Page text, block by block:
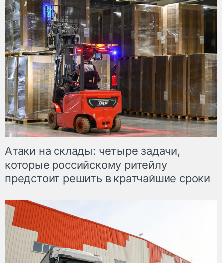
Атаки на склады: четыре задачи,
которые российскому ритейлу
предстоит решить в кратчайшие сроки